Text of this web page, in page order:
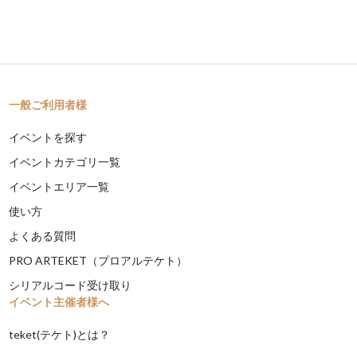
一般ご利用者様
イベントを探す
イベントカテゴリ一覧
イベントエリア一覧
使い方
よくある質問
PRO ARTEKET（プロアルテケト）
シリアルコード受け取り
イベント主催者様へ
teket(テケト)とは？